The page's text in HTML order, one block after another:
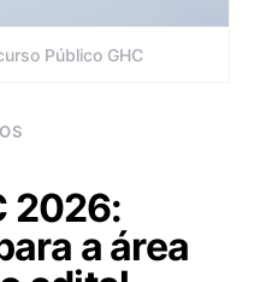
Público GHC
2026:
a área